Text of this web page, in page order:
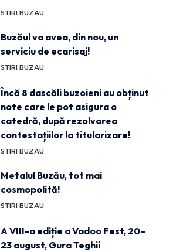
STIRI BUZAU
Buzăul va avea, din nou, un
serviciu de ecarisaj!
STIRI BUZAU
Încă 8 dascăli buzoieni au obținut
note care le pot asigura o
catedră, după rezolvarea
contestațiilor la titularizare!
STIRI BUZAU
Metalul Buzău, tot mai
cosmopolită!
STIRI BUZAU
A VIII-a ediție a Vadoo Fest, 20–
23 august, Gura Teghii